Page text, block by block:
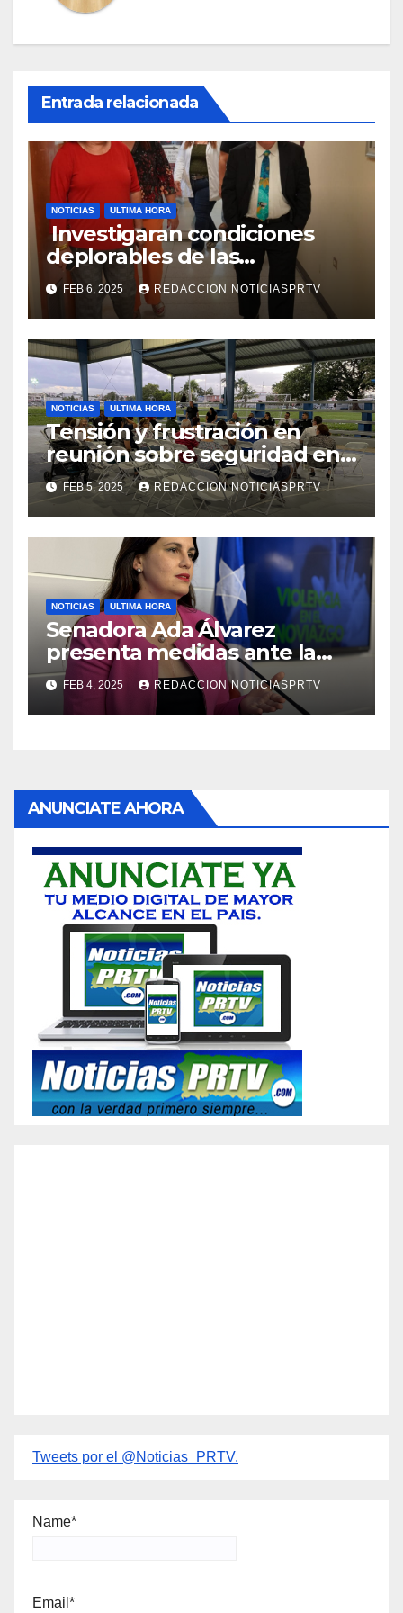
Entrada relacionada
NOTICIAS ULTIMA HORA
Investigaran condiciones
deplorables de las
facilidades el Departamento
de la Salud en Mayagüez
FEB 6, 2025 REDACCION NOTICIASPRTV
NOTICIAS ULTIMA HORA
Tensión y frustración en
reunión sobre seguridad en
Reparto Metropolitano
FEB 5, 2025 REDACCION NOTICIASPRTV
NOTICIAS ULTIMA HORA
Senadora Ada Álvarez
presenta medidas ante la
violencia en el noviazgo
FEB 4, 2025 REDACCION NOTICIASPRTV
ANUNCIATE AHORA
Tweets por el @Noticias_PRTV.
Name*
Email*